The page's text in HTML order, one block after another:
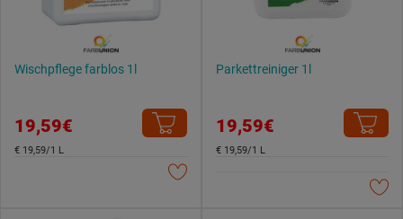
Wischpflege farblos 1l
19,59€
€ 19,59/1 L
Parkettreiniger 1l
19,59€
€ 19,59/1 L
Weitere Informationen findest du in unserer
Datenschutzerklärung